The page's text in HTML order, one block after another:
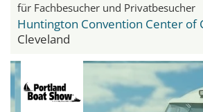
für Fachbesucher und Privatbesucher
Cleveland